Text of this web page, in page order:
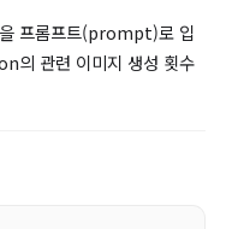
. 정확도, KL
를 도출한 모델이 SFR-
F, R-on)가 모델에 기여하
세 요소를 모두 도입한 모